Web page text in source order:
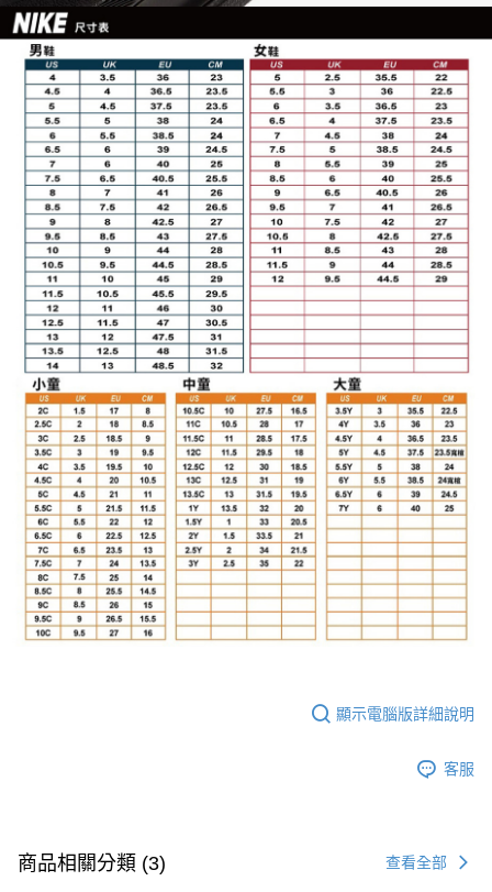
顯示電腦版詳細說明
客服
商品相關分類 (3) 查看全部